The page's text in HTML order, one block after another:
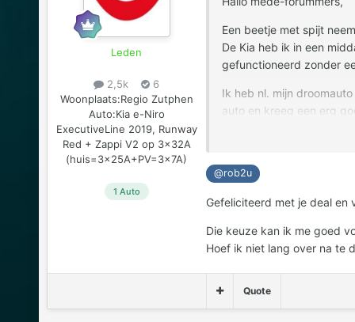
Leden
2,5k
6
Woonplaats:Regio Zutphen
Auto:Kia e-Niro
ExecutiveLine 2019, Runway
Red + Zappi V2 op 3x32A
(huis=3x25A+PV=3x7A)
1 Auto
Een beetje met spijt
De Kia heb ik in een
gefunctioneerd zonder
Ik heb nl. mijn
auto en kreeg een erg
Ik blijf dus een beetje in
Dank voor alle nuttige
Met vriendelijke groet,
@rob2u
Gefeliciteerd met je deal en
Die keuze kan ik me goed
Hoef ik niet lang over na te
Quote